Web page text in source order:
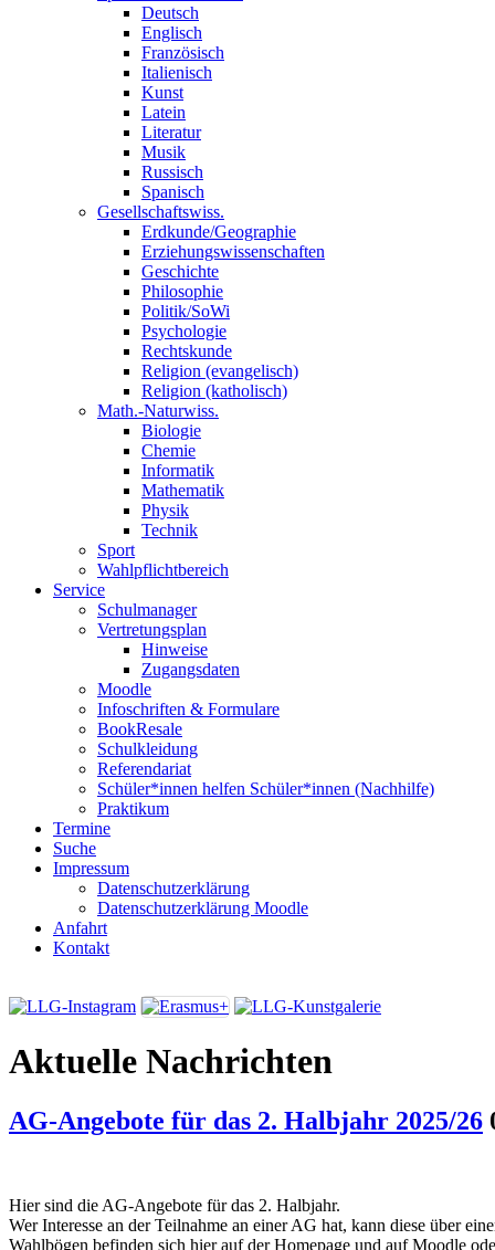
Deutsch
Englisch
Französisch
Italienisch
Kunst
Latein
Literatur
Musik
Russisch
Spanisch
Gesellschaftswiss.
Erdkunde/Geographie
Erziehungswissenschaften
Geschichte
Philosophie
Politik/SoWi
Psychologie
Rechtskunde
Religion (evangelisch)
Religion (katholisch)
Math.-Naturwiss.
Biologie
Chemie
Informatik
Mathematik
Physik
Technik
Sport
Wahlpflichtbereich
Service
Schulmanager
Vertretungsplan
Hinweise
Zugangsdaten
Moodle
Infoschriften & Formulare
BookResale
Schulkleidung
Referendariat
Schüler*innen helfen Schüler*innen (Nachhilfe)
Praktikum
Termine
Suche
Impressum
Datenschutzerklärung
Datenschutzerklärung Moodle
Anfahrt
Kontakt
Aktuelle Nachrichten
AG-Angebote für das 2. Halbjahr 2025/26
Hier sind die AG-Angebote für das 2. Halbjahr.
Wer Interesse an der Teilnahme an einer AG hat, kann diese über
Wahlbögen befinden sich hier auf der Homepage und auf Moodle